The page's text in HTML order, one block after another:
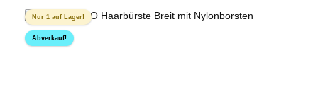
Nur 1 auf Lager!
Abverkauf!